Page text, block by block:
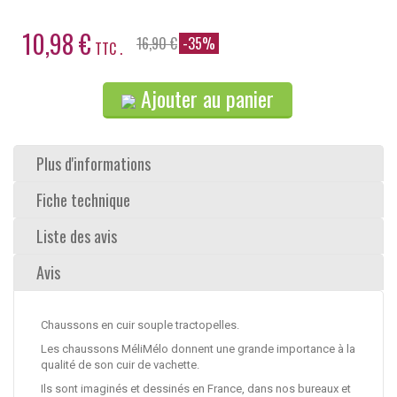
10,98 € TTC . 16,90 € -35%
Ajouter au panier
Plus d'informations
Fiche technique
Liste des avis
Avis
Chaussons en cuir souple tractopelles.
Les chaussons MéliMélo donnent une grande importance à la
qualité de son cuir de vachette.
Ils sont imaginés et dessinés en France, dans nos bureaux et